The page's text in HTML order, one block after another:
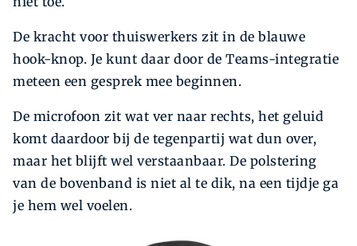
De kracht voor thuiswerkers zit in de blauwe
hook-knop. Je kunt daar door de Teams-integratie
meteen een gesprek mee beginnen.
De microfoon zit wat ver naar rechts, het geluid
komt daardoor bij de tegenpartij wat dun over,
maar het blijft wel verstaanbaar. De polstering
van de bovenband is niet al te dik, na een tijdje ga
je hem wel voelen.